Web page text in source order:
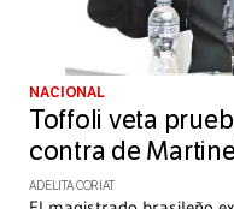
NACIONAL
Toffoli veta
contra de
ADELITA CORIAT